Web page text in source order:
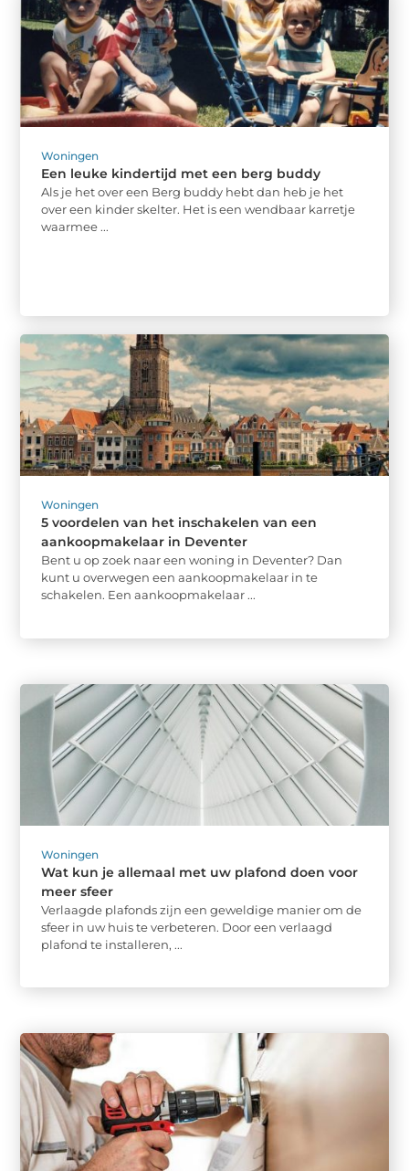
Woningen
Een leuke kindertijd met een berg buddy
Als je het over een Berg buddy hebt dan heb je het
over een kinder skelter. Het is een wendbaar karretje
waarmee ...
Woningen
5 voordelen van het inschakelen van een
aankoopmakelaar in Deventer
Bent u op zoek naar een woning in Deventer? Dan
kunt u overwegen een aankoopmakelaar in te
schakelen. Een aankoopmakelaar ...
Woningen
Wat kun je allemaal met uw plafond doen voor
meer sfeer
Verlaagde plafonds zijn een geweldige manier om de
sfeer in uw huis te verbeteren. Door een verlaagd
plafond te installeren, ...